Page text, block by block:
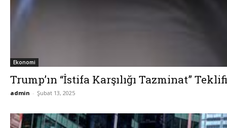
Ekonomi
Trump’ın “İstifa Karşılığı Tazminat”
admin - Şubat 13, 2025